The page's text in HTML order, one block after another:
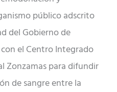
público adscrito
del Gobierno de
el Centro Integrado
Zonzamas para difundir
de sangre entre la